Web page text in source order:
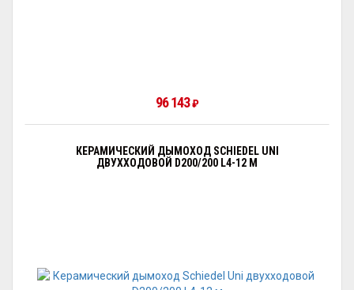
96 143₽
КЕРАМИЧЕСКИЙ ДЫМОХОД SCHIEDEL UNI
ДВУХХОДОВОЙ D200/200 L4-12 М